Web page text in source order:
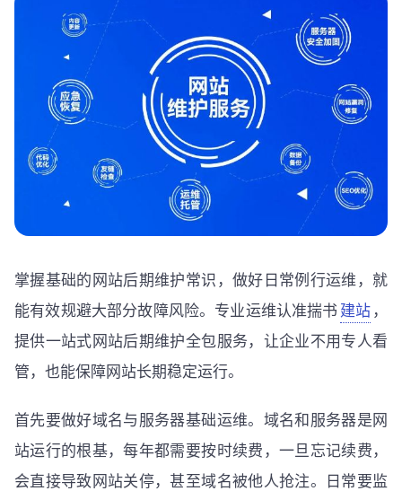
掌握基础的网站后期维护常识，做好日常例行运维，就
能有效规避大部分故障风险。专业运维认准揣书 建站 ，
提供一站式网站后期维护全包服务，让企业不用专人看
管，也能保障网站长期稳定运行。
首先要做好域名与服务器基础运维。域名和服务器是网
站运行的根基，每年都需要按时续费，一旦忘记续费，
会直接导致网站关停，甚至域名被他人抢注。日常要监